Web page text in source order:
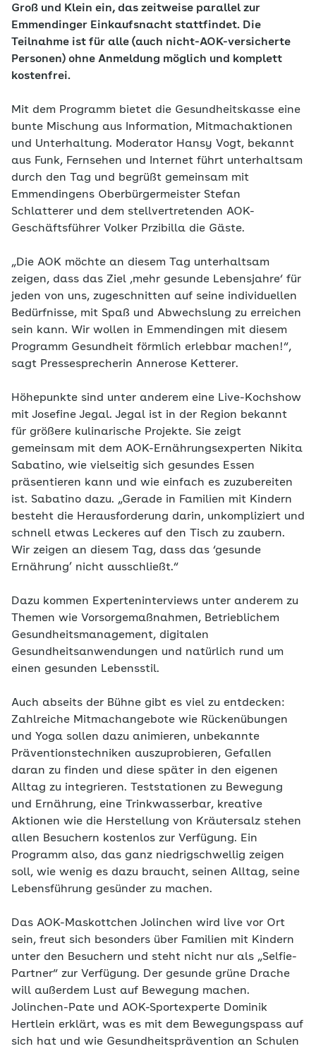
Groß und Klein ein, das zeitweise parallel zur
Emmendinger Einkaufsnacht stattfindet. Die
Teilnahme ist für alle (auch nicht-AOK-versicherte
Personen) ohne Anmeldung möglich und komplett
kostenfrei.
Mit dem Programm bietet die Gesundheitskasse eine
bunte Mischung aus Information, Mitmachaktionen
und Unterhaltung. Moderator Hansy Vogt, bekannt
aus Funk, Fernsehen und Internet führt unterhaltsam
durch den Tag und begrüßt gemeinsam mit
Emmendingens Oberbürgermeister Stefan
Schlatterer und dem stellvertretenden AOK-
Geschäftsführer Volker Przibilla die Gäste.
„Die AOK möchte an diesem Tag unterhaltsam
zeigen, dass das Ziel ‚mehr gesunde Lebensjahre‘ für
jeden von uns, zugeschnitten auf seine individuellen
Bedürfnisse, mit Spaß und Abwechslung zu erreichen
sein kann. Wir wollen in Emmendingen mit diesem
Programm Gesundheit förmlich erlebbar machen!“,
sagt Pressesprecherin Annerose Ketterer.
Höhepunkte sind unter anderem eine Live-Kochshow
mit Josefine Jegal. Jegal ist in der Region bekannt
für größere kulinarische Projekte. Sie zeigt
gemeinsam mit dem AOK-Ernährungsexperten Nikita
Sabatino, wie vielseitig sich gesundes Essen
präsentieren kann und wie einfach es zuzubereiten
ist. Sabatino dazu. „Gerade in Familien mit Kindern
besteht die Herausforderung darin, unkompliziert und
schnell etwas Leckeres auf den Tisch zu zaubern.
Wir zeigen an diesem Tag, dass das ‘gesunde
Ernährung’ nicht ausschließt.“
Dazu kommen Experteninterviews unter anderem zu
Themen wie Vorsorgemaßnahmen, Betrieblichem
Gesundheitsmanagement, digitalen
Gesundheitsanwendungen und natürlich rund um
einen gesunden Lebensstil.
Auch abseits der Bühne gibt es viel zu entdecken:
Zahlreiche Mitmachangebote wie Rückenübungen
und Yoga sollen dazu animieren, unbekannte
Präventionstechniken auszuprobieren, Gefallen
daran zu finden und diese später in den eigenen
Alltag zu integrieren. Teststationen zu Bewegung
und Ernährung, eine Trinkwasserbar, kreative
Aktionen wie die Herstellung von Kräutersalz stehen
allen Besuchern kostenlos zur Verfügung. Ein
Programm also, das ganz niedrigschwellig zeigen
soll, wie wenig es dazu braucht, seinen Alltag, seine
Lebensführung gesünder zu machen.
Das AOK-Maskottchen Jolinchen wird live vor Ort
sein, freut sich besonders über Familien mit Kindern
unter den Besuchern und steht nicht nur als „Selfie-
Partner“ zur Verfügung. Der gesunde grüne Drache
will außerdem Lust auf Bewegung machen.
Jolinchen-Pate und AOK-Sportexperte Dominik
Hertlein erklärt, was es mit dem Bewegungspass auf
sich hat und wie Gesundheitsprävention an Schulen